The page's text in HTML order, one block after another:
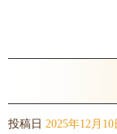
スタ
投稿日 2025年12月10